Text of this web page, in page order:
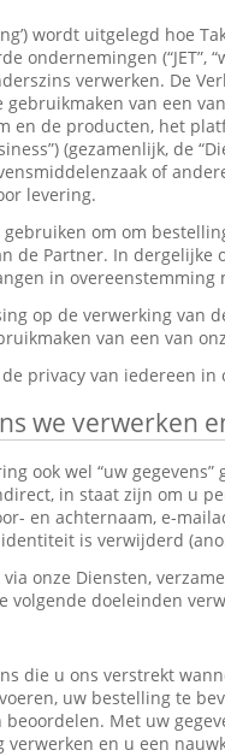
wordt uitgelegd hoe
(“JET”,
verwerken. De
gebruikmaken van een
en de producten, het
(gezamenlijk, de
of
levering.
om om
de Partner. In dergelijke
in overeenstemming
op de verwerking van
van een van
privacy van iedereen
we verwerken
ook wel “uw
in staat zijn om u
en achternaam, e-
is verwijderd
onze Diensten,
volgende doeleinden
die u ons verstrekt
uw bestelling te
Met uw
en u een